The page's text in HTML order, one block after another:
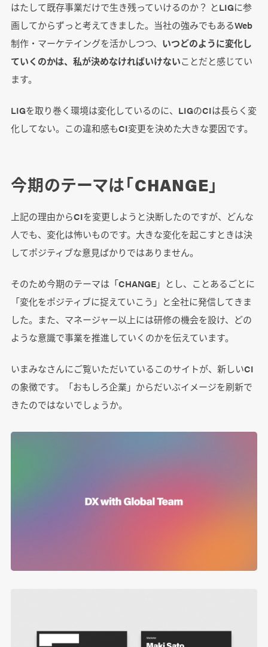
はたして既存事業だけで生き残っていけるのか？ とLIGに参
画してからずっと考えてきました。当社の強みでもあるWeb
制作・マーケテイングを活かしつつ、 いつどのように変化し
ていくのかは、私が決めなければいけないことだと感じてい
ます。
LIGを取り巻く環境は変化しているのに、LIGのCIは長らく変
化してない。この違和感もCI変更を決めた大きな要因です。
今期のテーマは「CHANGE」
上記の理由からCIを変更しようと決断したのですが、どんな
人でも、変化は怖いものです。大きな変化を起こすときは決
してポジティブな意見ばかりではありません。
そのため今期のテーマは「CHANGE」とし、ことあるごとに
「変化をポジティブに捉えていこう」と全社に発信してきま
した。また、マネージャー以上には研修の機会を設け、どの
ような意識で事業を推進していくのかを伝えています。
いまみなさんにご覧いただいているこのサイトが、新しいCI
の象徴です。「おもしろ企業」からだいぶイメージを刷新で
きたのではないでしょうか。